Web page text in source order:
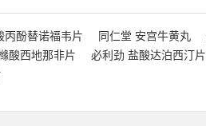
丙酚替诺福韦片 同仁堂 安宫牛黄丸
酸西地那非片 必利劲 盐酸达泊西汀片